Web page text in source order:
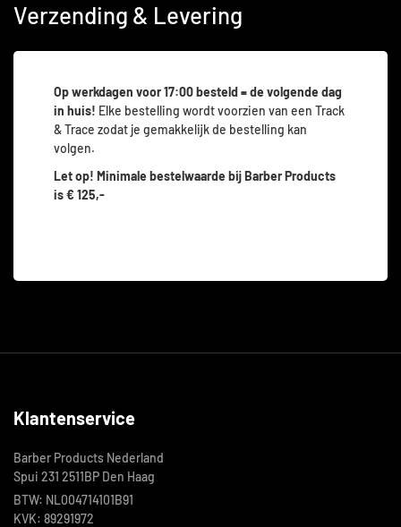
Verzending & Levering
Op werkdagen voor 17:00 besteld = de volgende dag
in huis! Elke bestelling wordt voorzien van een Track
& Trace zodat je gemakkelijk de bestelling kan
volgen.
Let op! Minimale bestelwaarde bij Barber Products
is€ 125,-
Klantenservice
Barber Products Nederland
Spui 231 2511BP Den Haag
BTW: NL004714101B91
KVK: 89291972